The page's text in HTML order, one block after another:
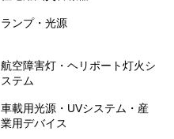
ランプ・光源
航空障害灯・ヘリポート灯火シ
ステム
車載用光源・UVシステム・産
業用デバイス